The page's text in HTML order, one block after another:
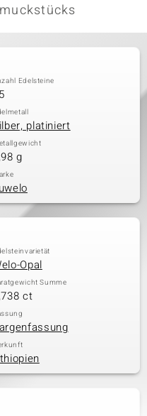
Edelsteine
platiniert
g
Opal
Summe
ct